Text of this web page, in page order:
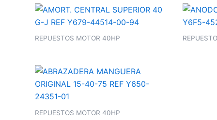
REPUESTOS MOTOR 40HP
REPUESTOS MOTOR 40HP